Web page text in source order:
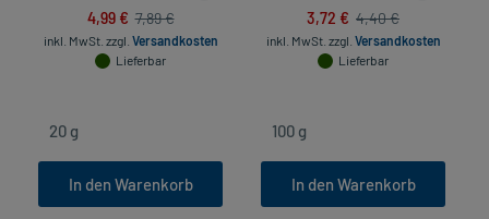
4,99 € 7,89 €
inkl. MwSt. zzgl. Versandkosten
Lieferbar
In den Warenkorb
3,72 € 4,40 €
inkl. MwSt. zzgl. Versandkosten
Lieferbar
In den Warenkorb